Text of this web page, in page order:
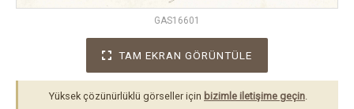
GAS16601
TAM EKRAN GÖRÜNTÜLE
Yüksek çözünürlüklü görseller için bizimle iletişime geçin